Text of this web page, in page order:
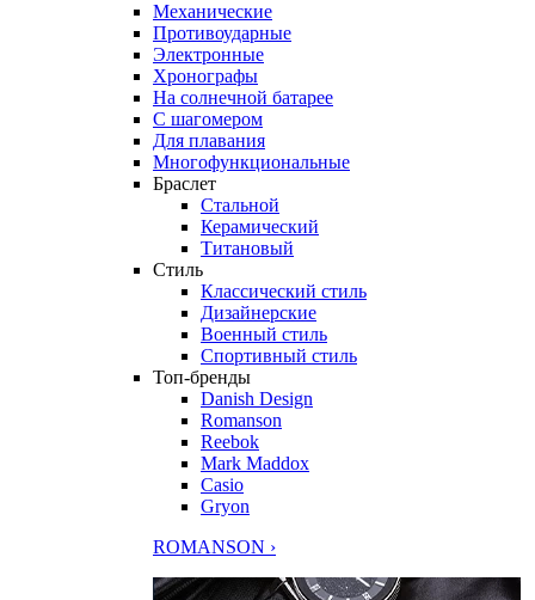
Механические
Противоударные
Электронные
Хронографы
На солнечной батарее
С шагомером
Для плавания
Многофункциональные
Браслет
Стальной
Керамический
Титановый
Стиль
Классический стиль
Дизайнерские
Военный стиль
Спортивный стиль
Топ-бренды
Danish Design
Romanson
Reebok
Mark Maddox
Casio
Gryon
ROMANSON ›